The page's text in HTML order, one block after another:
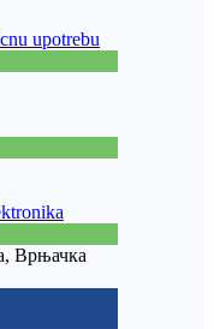
upotrebu
Врњачка